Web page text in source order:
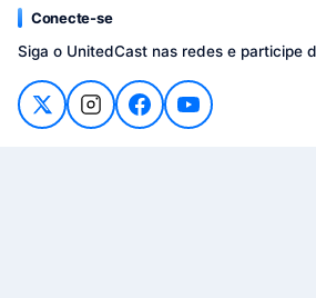
Conecte-se
Siga o UnitedCast nas redes e participe